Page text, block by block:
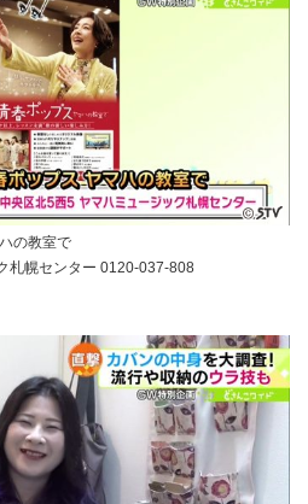
の教室で
札幌センター 0120-037-808